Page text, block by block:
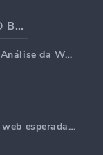
ÚLTIMAS NOTÍCIAS DO NOSSO BLOG
Principais 5 recursos do Software de Análise da Web em 2025
Principais 5 tendências de análise da web esperadas para dominar em 2025